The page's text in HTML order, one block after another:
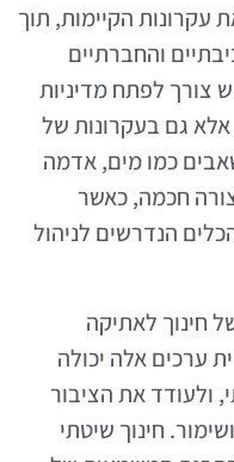
הקיימות, תוך
והחברתיים
צורך לפתח מדיניות
גם בעקרונות של
כמו מים, אדמה
חכמה, כאשר
הנדרשים לניהול
חינוך לאתיקה
ערכים אלה יכולה
ולעודד את הציבור
חינוך שיטתי